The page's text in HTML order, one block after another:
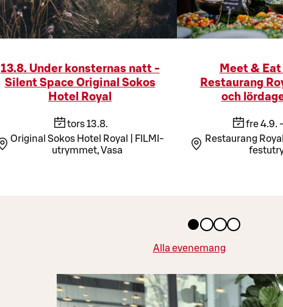
13.8. Under konsternas natt -
Silent Space Original Sokos
Hotel Royal
tors 13.8.
Original Sokos Hotel Royal | FILMI-
utrymmet, Vasa
Meet &
Restaurang
och
fre 4.9.
Restaurang
Alla evenemang